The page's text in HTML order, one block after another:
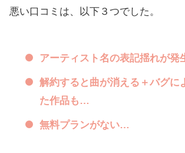
悪い口コミは、以下３つでした。
アーティスト名の表記揺れが発
解約すると曲が消える＋バグに
た作品も…
無料プランがない…